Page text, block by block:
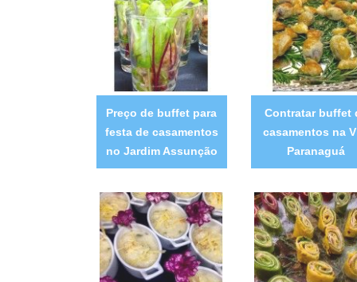
Preço de buffet para
festa de casamentos
no Jardim Assunção
Contratar buffet
casamentos na
Paranaguá